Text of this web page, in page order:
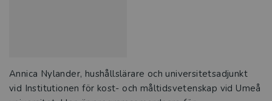
Annica Nylander, hushållslärare och universitetsadjunkt
vid Institutionen för kost- och måltidsvetenskap vid Umeå